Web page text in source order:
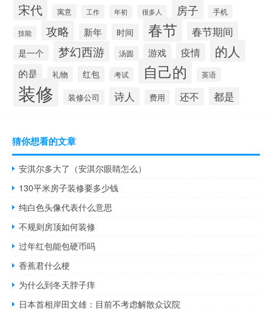
宋代 寓意 工作 年初 很多人 房子 手机
技能 攻略 新年 时间 春节 春节期间
是一个 梦幻西游 汤圆 游戏 疫情 的人
的是 礼物 红包 考试 自己的 英语
装修 装修公司 诗人 费用 还不 都是
猜你想看的文章
安淇尔多大了（安淇尔眼睛怎么）
130平米房子装修要多少钱
纯白色头像代表什么意思
不规则房顶如何装修
过年红包能包硬币吗
香蕉君什么梗
为什么到冬天脖子痒
日本首相岸田文雄：目前不考虑解散众议院